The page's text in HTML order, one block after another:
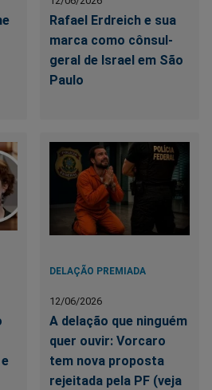
Rafael Erdreich e sua
marca como cônsul-
geral de Israel em São
Paulo
DELAÇÃO PREMIADA
12/06/2026
A delação que ninguém
quer ouvir: Vorcaro
tem nova proposta
rejeitada pela PF (veja